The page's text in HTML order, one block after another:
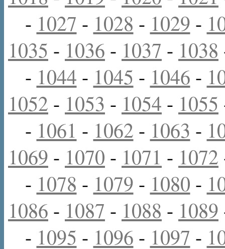
- 1027 - 1028 - 1029 -
1035 - 1036 - 1037 - 1038
- 1044 - 1045 - 1046 -
1052 - 1053 - 1054 - 1055
- 1061 - 1062 - 1063 -
1069 - 1070 - 1071 - 1072
- 1078 - 1079 - 1080 -
1086 - 1087 - 1088 - 1089
- 1095 - 1096 - 1097 -